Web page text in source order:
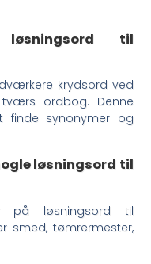
til
krydsord ved
ordbog. Denne
synonymer og
løsningsord til
på løsningsord til
smed, tømrermester,